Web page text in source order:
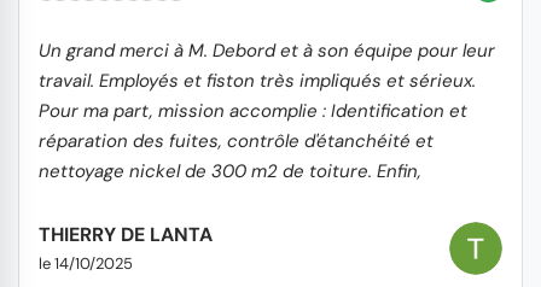
Un grand merci à M. Debord et à son équipe pour leur
travail. Employés et fiston très impliqués et sérieux.
Pour ma part, mission accomplie : Identification et
réparation des fuites, contrôle d'étanchéité et
nettoyage nickel de 300 m2 de toiture. Enfin,
coût/prestation est très correct. Je recommande
sans hésitation.
THIERRY DE LANTA
le 14/10/2025